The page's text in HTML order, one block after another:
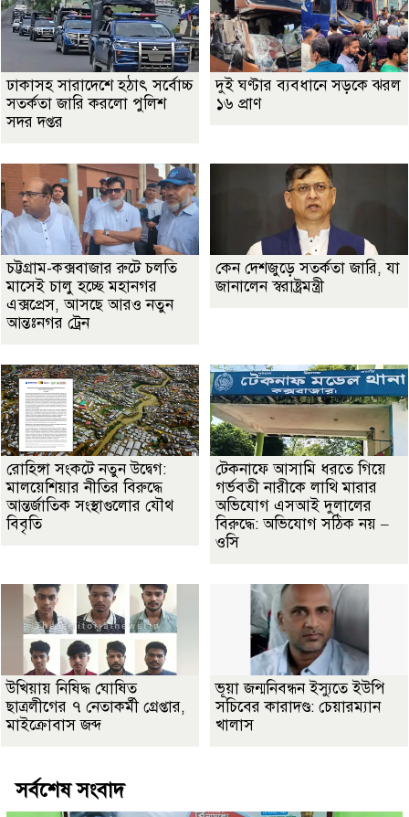
ঢাকাসহ সারাদেশে হঠাৎ সর্বোচ্চ
সতর্কতা জা‌রি করলো পুলিশ
সদর দপ্তর
দুই ঘণ্টার ব্যবধানে সড়কে ঝরল
১৬ প্রাণ
চট্টগ্রাম-কক্সবাজার রুটে চলতি
মাসেই চালু হচ্ছে মহানগর
এক্সপ্রেস, আসছে আরও নতুন
আন্তঃনগর ট্রেন
কেন দেশজুড়ে সতর্কতা জারি, যা
জানালেন স্বরাষ্ট্রমন্ত্রী
রোহিঙ্গা সংকটে নতুন উদ্বেগ:
মালয়েশিয়ার নীতির বিরুদ্ধে
আন্তর্জাতিক সংস্থাগুলোর যৌথ
বিবৃতি
টেকনাফে আসামি ধরতে গিয়ে
গর্ভবতী নারীকে লাথি মারার
অভিযোগ এসআই দুলালের
বিরুদ্ধে: অভিযোগ সঠিক নয় –
ওসি
উখিয়ায় নিষিদ্ধ ঘোষিত
ছাত্রলীগের ৭ নেতাকর্মী গ্রেপ্তার,
মাইক্রোবাস জব্দ
ভূয়া জন্মনিবন্ধন ইস্যুতে ইউপি
সচিবের কারাদণ্ড: চেয়ারম্যান
খালাস
সর্বশেষ সংবাদ